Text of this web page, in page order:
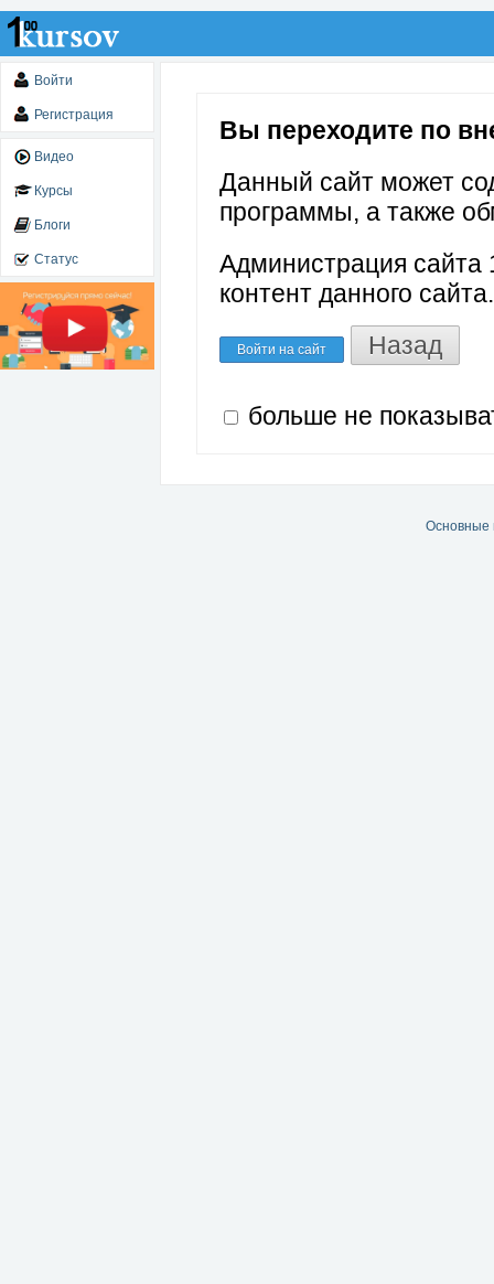
Войти
Регистрация
Видео
Курсы
Блоги
Статус
Вы переходите по
Данный сайт может
программы, а также
Администрация сайта
контент данного сайта.
Войти на сайт Назад
больше не
Основные